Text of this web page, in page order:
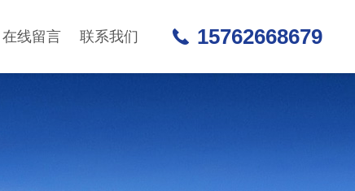
在线留言 联系我们 15762668679